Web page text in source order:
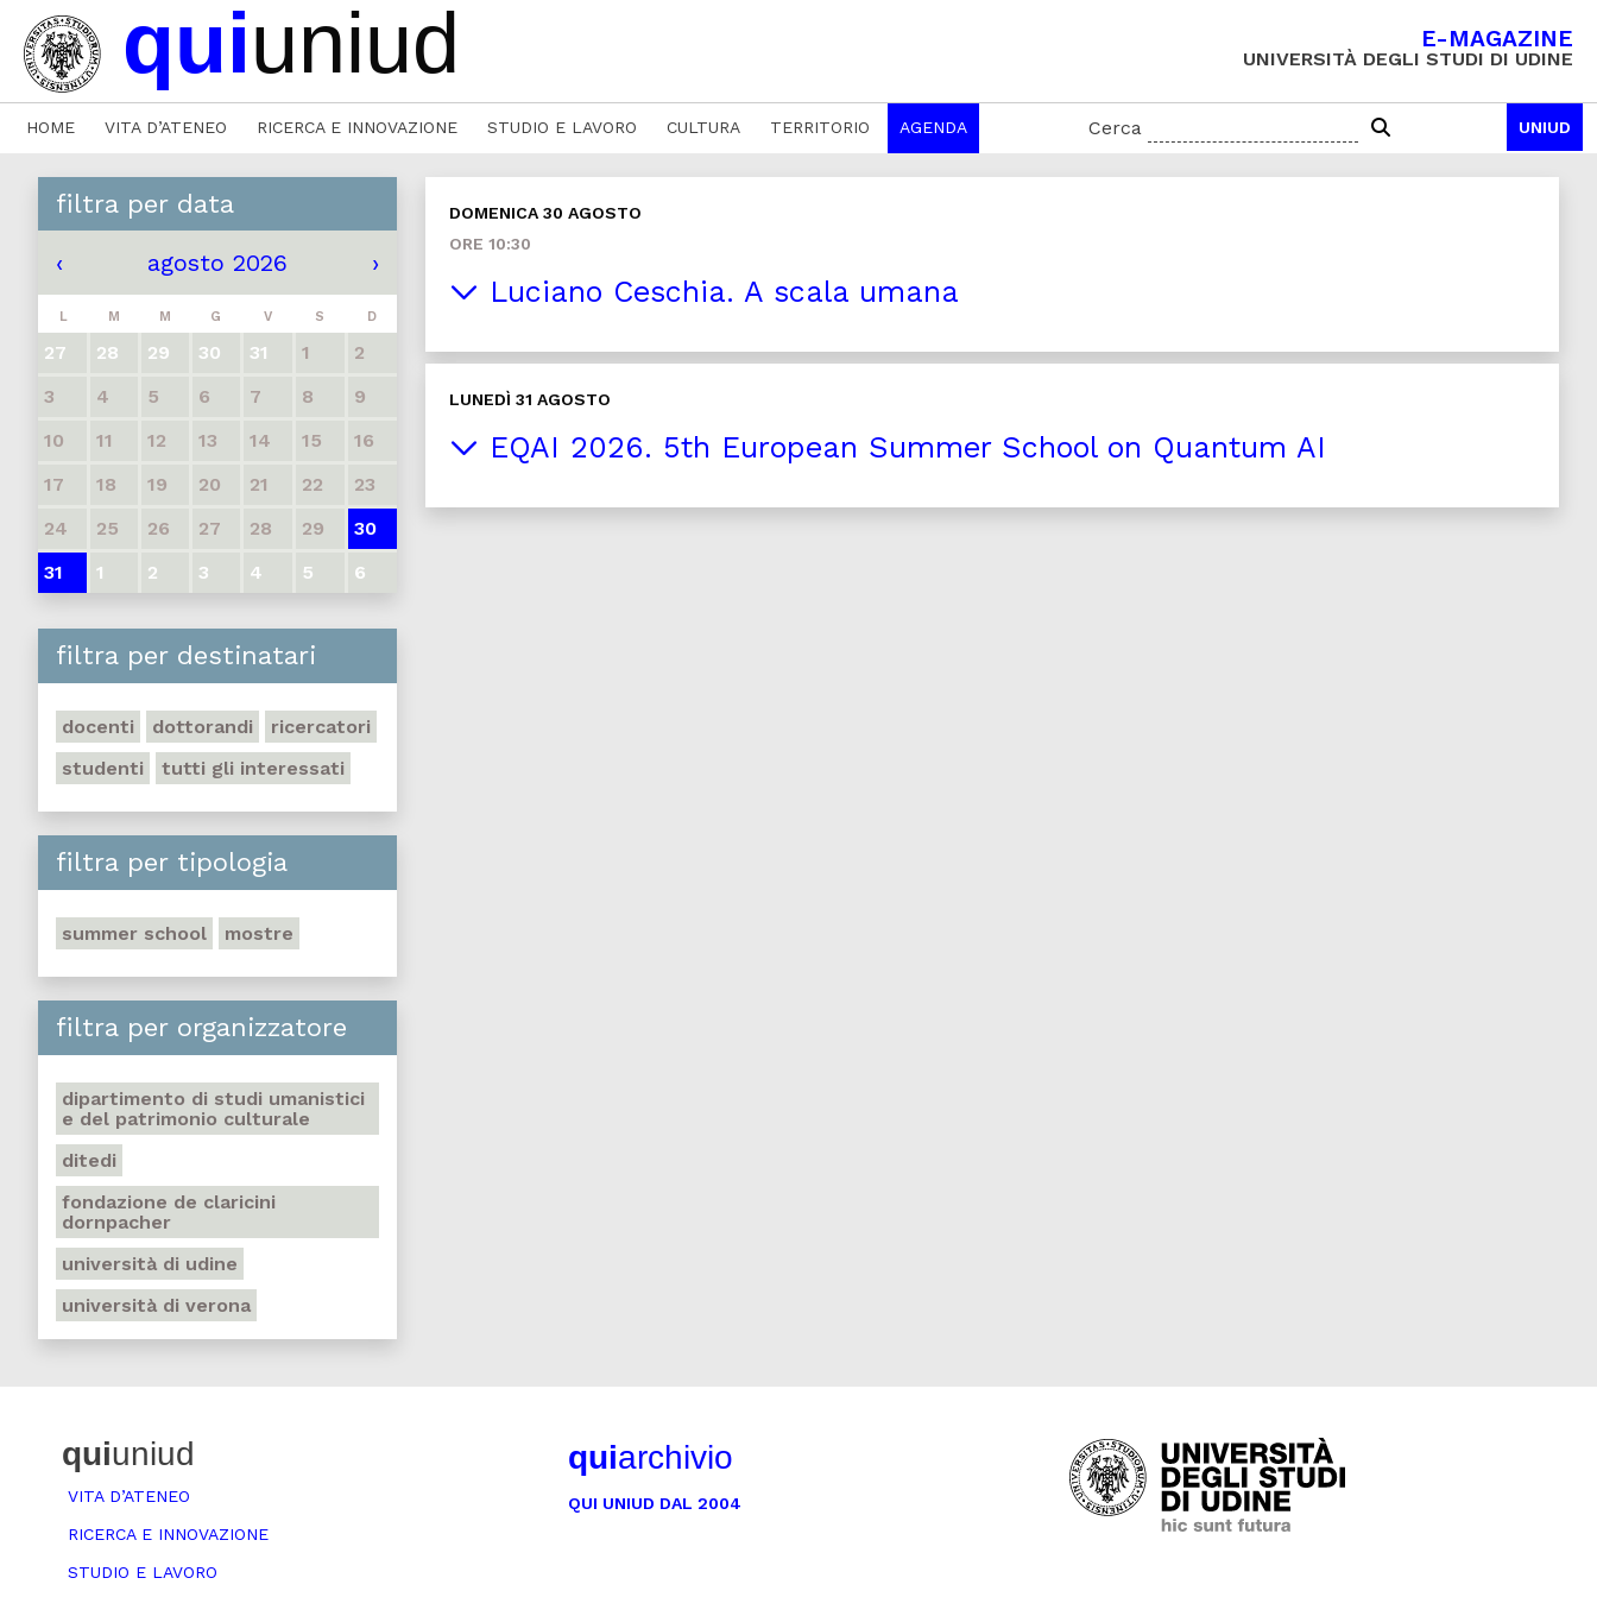
E-MAGAZINE
UNIVERSITÀ DEGLI STUDI DI UDINE
HOME VITA D’ATENEO RICERCA E INNOVAZIONE STUDIO E LAVORO CULTURA TERRITORIO AGENDA Cerca UNIUD
filtra per data
‹ agosto 2026 ›
L M M G V S D
27 28 29 30 31 1
2
3
4 5 6 7 8
9
10
11 12 13 14 15
16
17
18 19 20 21 22
23
24
25 26 27 28 29
30
31
1 2 3 4 5 6
filtra per destinatari
docenti dottorandi
ricercatori
studenti
tutti gli interessati
filtra per tipologia
summer school mostre
filtra per organizzatore
dipartimento di studi umanistici
e del patrimonio culturale
ditedi
fondazione de claricini
dornpacher
università di udine
università di verona
DOMENICA 30 AGOSTO
ORE 10:30
Luciano Ceschia. A scala umana
LUNEDÌ 31 AGOSTO
EQAI 2026. 5th European Summer School on Quantum AI
quiuniud
VITA D’ATENEO
RICERCA E INNOVAZIONE
STUDIO E LAVORO
quiarchivio
QUI UNIUD DAL 2004